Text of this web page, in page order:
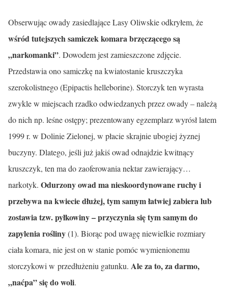
Obserwując owady zasiedlające Lasy Oliwskie odkryłem, że
wśród tutejszych samiczek komara brzęczącego są
„narkomanki”. Dowodem jest zamieszczone zdjęcie.
Przedstawia ono samiczkę na kwiatostanie kruszczyka
szerokolistnego (Epipactis helleborine). Storczyk ten wyrasta
zwykle w mie­jscach rzadko odwiedzanych przez owady – należą
do nich np. leśne ostępy; prezentowany egzemplarz wyrósł latem
1999 r. w Dolinie Zielonej, w płacie skrajnie ubogiej żyznej
buczyny. Dlatego, jeśli już jakiś owad odnajdzie kwitnący
kruszczyk, ten ma do zaoferowania nektar zawierający…
narkotyk. Odurzony owad ma nieskoordynowane ruchy i
przebywa na kwiecie dłużej, tym samym łatwiej zabiera lub
zostawia tzw. pyłkowiny – przyczynia się tym samym do
zapylenia rośliny(1). Biorąc pod uwagę niewielkie rozmiary
ciała komara, nie jest on w stanie pomóc wymienionemu
storczykowi w przedłużeniu gatunku. Ale za to, za darmo,
„naćpa” się do woli.